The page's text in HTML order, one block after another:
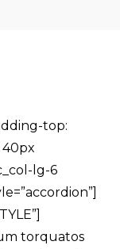
top:
lg-6
torquatos